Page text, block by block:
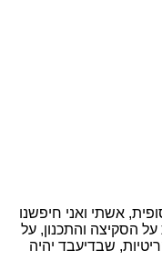
אשתי ואני חיפשנו
הסקיצה והתכנון, על
שבדיעבד יהיה